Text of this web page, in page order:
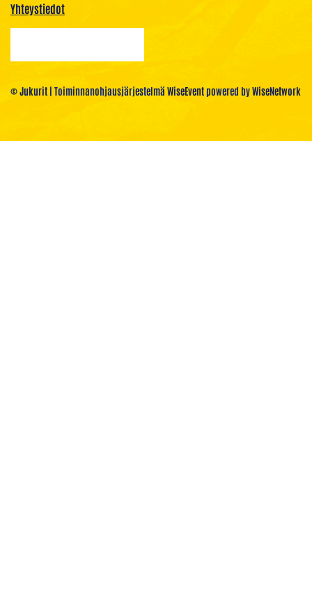
Yhteystiedot
© Jukurit | Toiminnanohjausjärjestelmä WiseEventpowered byWiseNetwork